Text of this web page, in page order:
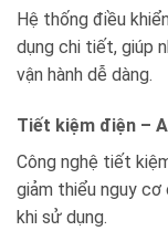
Hệ thống điều
dụng chi tiết, giúp
vận hành dễ dàng.
Tiết kiệm điện –
Công nghệ tiết
giảm thiểu nguy
khi sử dụng.